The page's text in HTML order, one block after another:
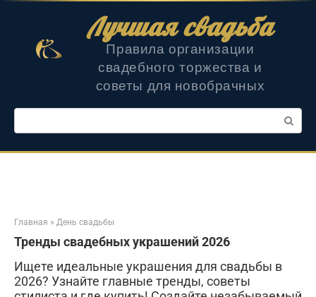
Лучшая свадьба
Правила организации
свадебного торжества и
советы для новобрачных
Поиск:
Главная » День свадьбы
Тренды свадебных украшений 2026
Ищете идеальные украшения для свадьбы в
2026? Узнайте главные тренды, советы